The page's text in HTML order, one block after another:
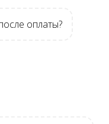
оплаты?